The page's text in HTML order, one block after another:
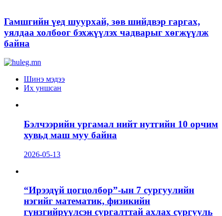
Гамшгийн үед шуурхай, зөв шийдвэр гаргах,
уялдаа холбоог бэхжүүлэх чадварыг хөгжүүлж
байна
Шинэ мэдээ
Их уншсан
Бэлчээрийн ургамал нийт нутгийн 10 орчим
хувьд маш муу байна
2026-05-13
“Ирээдүй цогцолбор”-ын 7 сургуулийн
нэгийг математик, физикийн
гүнзгийрүүлсэн сургалттай ахлах сургууль